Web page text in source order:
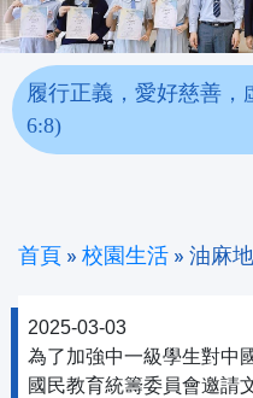
履行正義，愛好慈善
6:8)
首頁 » 校園生活 » 油麻
2025-03-03
為了加強中一級學生對中
國民教育統籌委員會邀請